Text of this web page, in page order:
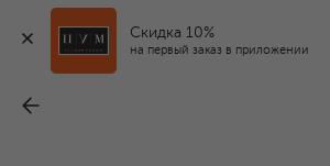
Скидка 10%
на первый заказ в приложении
41